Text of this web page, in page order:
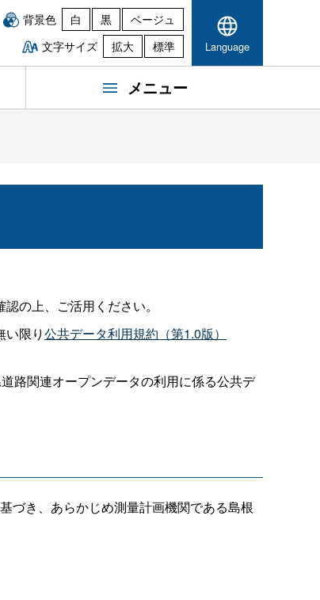
背景色 白 黒
ベージュ
文字サイズ
拡大 標準 Language
メニュー
の上、ご活用ください。
限り公共データ利用規約（第1.0版）
路関連オープンデータの利用に係る公共デ
づき、あらかじめ測量計画機関である島根